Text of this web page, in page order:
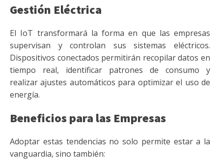
Gestión Eléctrica
El IoT transformará la forma en que las empresas
supervisan y controlan sus sistemas eléctricos.
Dispositivos conectados permitirán recopilar datos en
tiempo real, identificar patrones de consumo y
realizar ajustes automáticos para optimizar el uso de
energía.
Beneficios para las Empresas
Adoptar estas tendencias no solo permite estar a la
vanguardia, sino también: